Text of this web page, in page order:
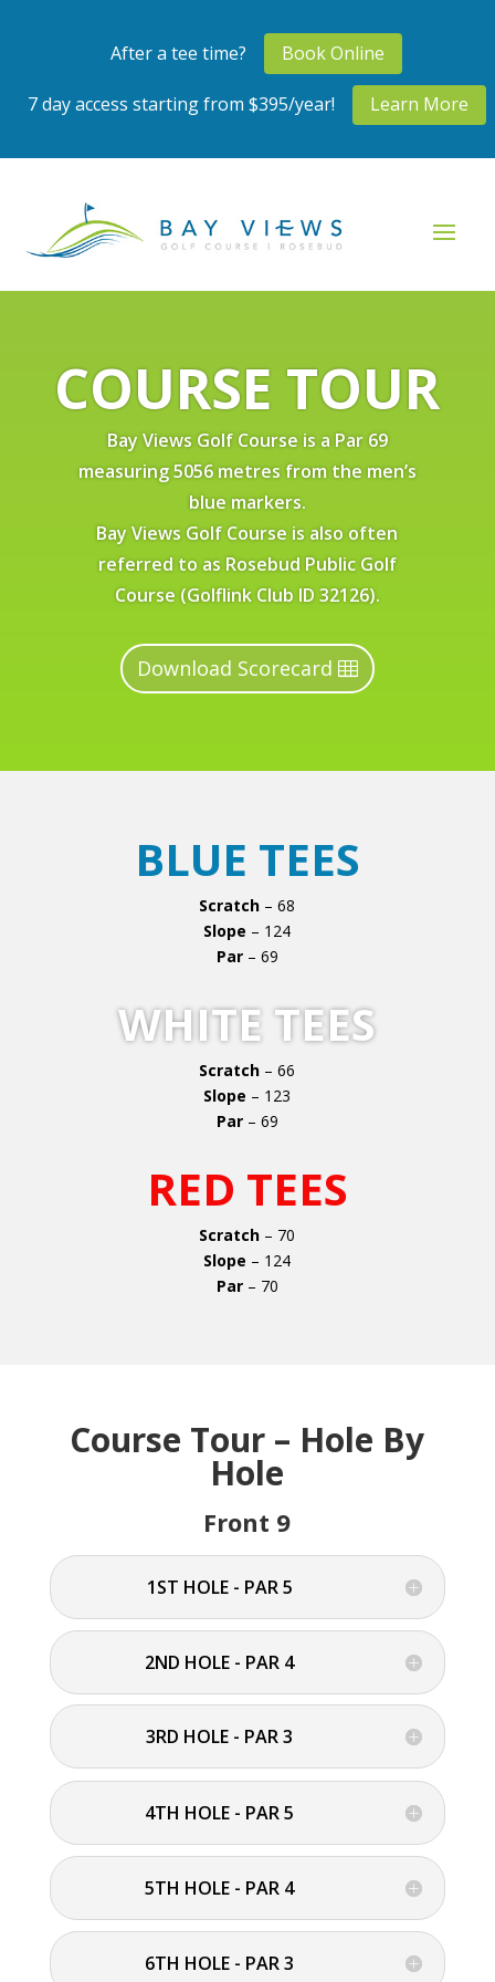
After a tee time? Book Online
7 day access starting from $395/year! Learn More
COURSE TOUR
Bay Views Golf Course is a Par 69
measuring 5056 metres from the men’s
blue markers.
Bay Views Golf Course is also often
referred to as Rosebud Public Golf
Course (Golflink Club ID 32126).
Download Scorecard
BLUE TEES
Scratch – 68
Slope – 124
Par– 69
WHITE TEES
Scratch – 66
Slope – 123
Par– 69
RED TEES
Scratch – 70
Slope – 124
Par– 70
Course Tour – Hole By
Hole
Front 9
1ST HOLE - PAR 5
2ND HOLE - PAR 4
3RD HOLE - PAR 3
4TH HOLE - PAR 5
5TH HOLE - PAR 4
6TH HOLE - PAR 3